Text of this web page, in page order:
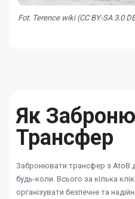
Fot. Terence wiki (CC BY-SA 3.0
Як
Трансфер
Забронювати трансфер з AtoB
будь-коли. Всього за кілька
організувати безпечне та